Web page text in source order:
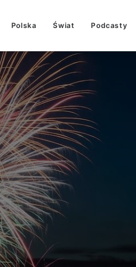
Polska Świat Podcasty